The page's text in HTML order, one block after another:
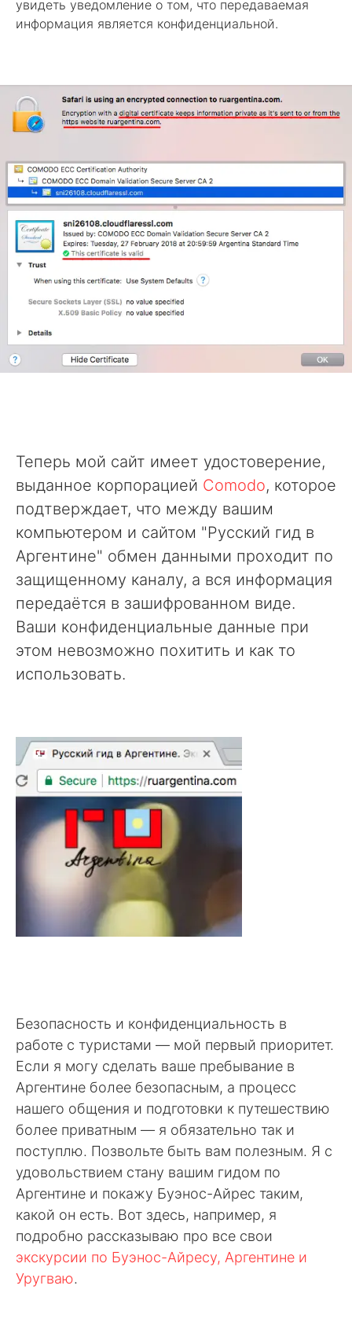
увидеть уведомление о том, что передаваемая
информация является конфиденциальной.
Теперь мой сайт имеет удостоверение,
выданное корпорацией Comodo, которое
подтверждает, что между вашим
компьютером и сайтом "Русский гид в
Аргентине" обмен данными проходит по
защищенному каналу, а вся информация
передаётся в зашифрованном виде.
Ваши конфиденциальные данные при
этом невозможно похитить и как то
использовать.
Безопасность и конфиденциальность в
работе с туристами — мой первый приоритет.
Если я могу сделать ваше пребывание в
Аргентине более безопасным, а процесс
нашего общения и подготовки к путешествию
более приватным — я обязательно так и
поступлю. Позвольте быть вам полезным. Я с
удовольствием стану вашим гидом по
Аргентине и покажу Буэнос-Айрес таким,
какой он есть. Вот здесь, например, я
подробно рассказываю про все свои
экскурсии по Буэнос-Айресу, Аргентине и
Уругваю.